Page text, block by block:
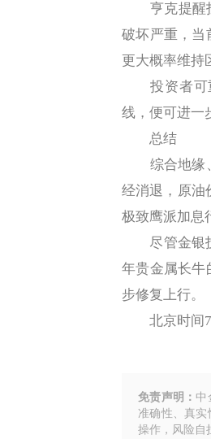
亨克提醒投
破坏严重，当
更大概率维持
投资者可重
线，便可进一
总结
综合地缘、
经消退，原油
极致鹰派加息
尽管金银技
年贵金属长牛
步修复上行。
北京时间7
免责声明： 中
准确性、真实
操作，风险自